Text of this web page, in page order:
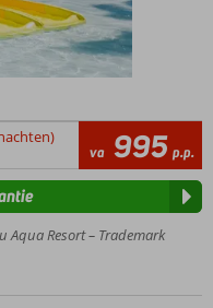
va 995 p.p.
Aqua Resort – Trademark